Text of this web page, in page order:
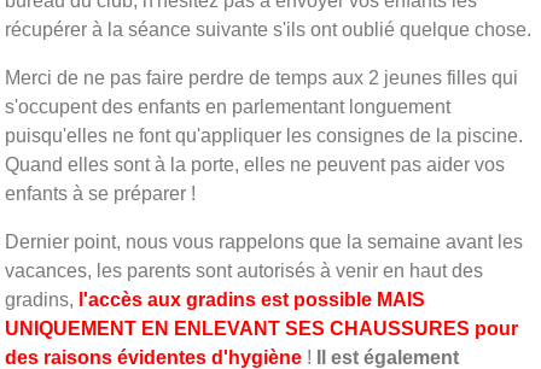
récupérer à la séance suivante s'ils ont oublié quelque chose.
Merci de ne pas faire perdre de temps aux 2 jeunes filles qui
s'occupent des enfants en parlementant longuement
puisqu'elles ne font qu'appliquer les consignes de la piscine.
Quand elles sont à la porte, elles ne peuvent pas aider vos
enfants à se préparer !
Dernier point, nous vous rappelons que la semaine avant les
vacances, les parents sont autorisés à venir en haut des
gradins, l'accès aux gradins est possible MAIS
UNIQUEMENT EN ENLEVANT SES CHAUSSURES pour
des raisons évidentes d'hygiène !
Il est également